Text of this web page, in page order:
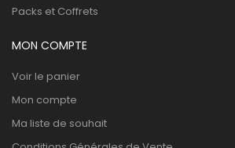
Packs et Coffrets
MON COMPTE
Voir le panier
Mon compte
Ma liste de souhait